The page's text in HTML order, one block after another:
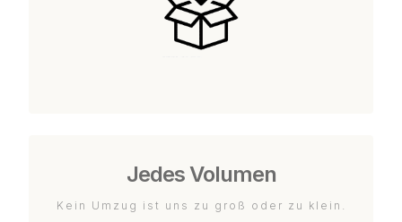
Jedes Volumen
Kein Umzug ist uns zu groß oder zu klein.